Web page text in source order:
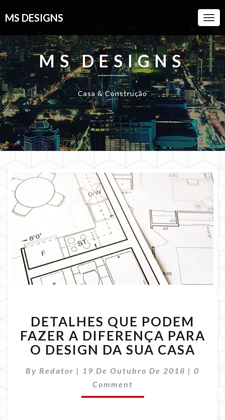
MS DESIGNS
MS DESIGNS
Casa & Construção
QUE
PODEM
FAZER
A
PARA
O
DESIGN
DETALHES QUE PODEM
FAZER A DIFERENÇA PARA
O DESIGN DA SUA CASA
By Redator | 19 De Outubro De 2018 | 0
Comment